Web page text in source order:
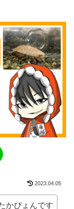
2023.04.05
かぴょんです